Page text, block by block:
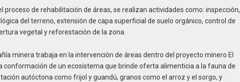
proceso de rehabilitación de áreas, se realizan actividades como: inspección,
del terreno, extensión de capa superficial de suelo orgánico, control de
vegetal y reforestación de la zona.
minera trabaja en la intervención de áreas dentro del proyecto minero El
conformación de un ecosistema que brinde oferta alimenticia a la fauna de
autóctona como frijol y guandú, granos como el arroz y el sorgo, y